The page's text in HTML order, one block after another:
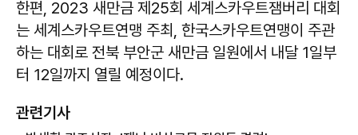
한편, 2023 새만금 제25회 세계스카우트잼버리 대회
는 세계스카우트연맹 주최, 한국스카우트연맹이 주관
하는 대회로 전북 부안군 새만금 일원에서 내달 1일부
터 12일까지 열릴 예정이다.
관련기사